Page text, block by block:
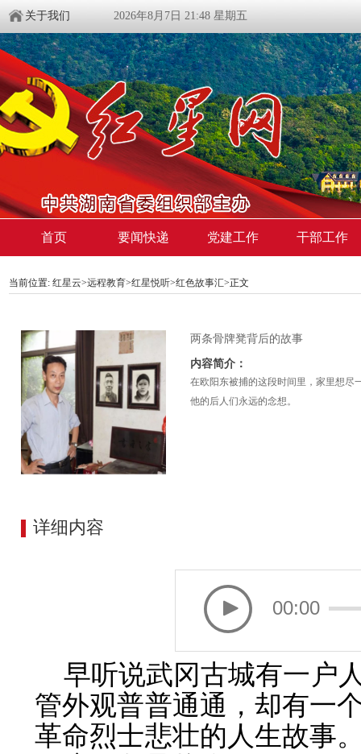
关于我们 2026年8月7日 21:48 星期五
首页 要闻快递 党建工作 干部工作
当前位置: 红星云>远程教育>红星悦听>红色故事汇>正文
两条骨牌凳背后的故事
内容简介：
在欧阳东被捕的这段时间里，家里想尽
他的后人们永远的念想。
详细内容
00:00
早听说武冈古城有一户
管外观普普通通，却有一
革命烈士悲壮的人生故事